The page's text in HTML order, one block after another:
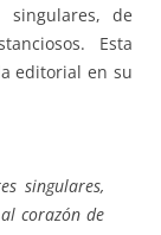
de
Esta
editorial en su
singulares,
corazón de